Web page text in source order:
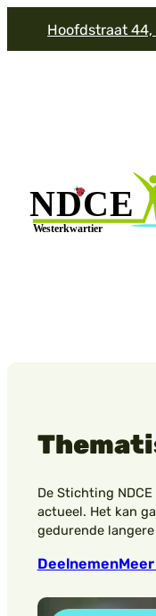
Hoofdstraat 44,
De Stichting
actueel. Het kan
gedurende
Deelnemen